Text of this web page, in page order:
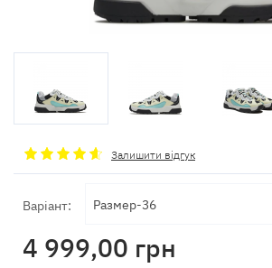
Залишити відгук
Варіант: Размер-36
4 999,00 грн